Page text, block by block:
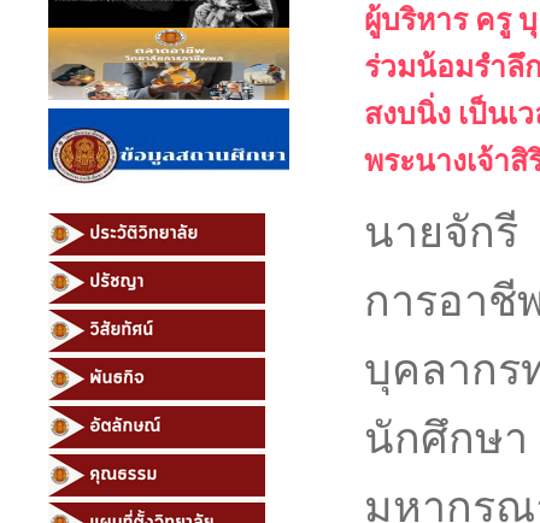
ผู้บริหาร ครู
ร่วมน้อมรำลึ
สงบนิ่ง เป็นเ
พระนางเจ้า
นายจักรี
การอาชี
บุคลากร
นักศึกษา
มหากรุ